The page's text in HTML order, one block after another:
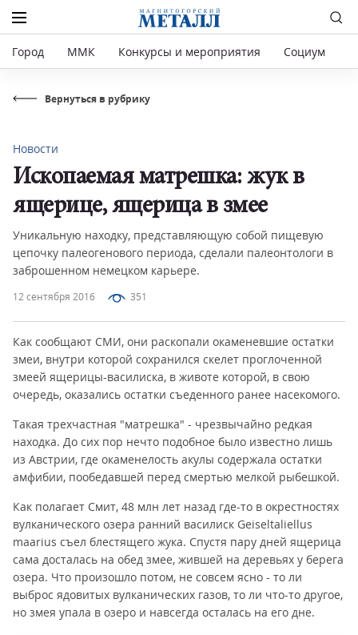
Город ММК Конкурсы и мероприятия Социум
Вернуться в рубрику
12 сентября 2016 351
Новости
Ископаемая матрешка: жук в
ящерице, ящерица в змее
Уникальную находку, представляющую собой пищевую
цепочку палеогенового периода, сделали палеонтологи в
заброшенном немецком карьере.
Как сообщают СМИ, они раскопали окаменевшие остатки
змеи, внутри которой сохранился скелет проглоченной
змеей ящерицы-василиска, в животе которой, в свою
очередь, оказались остатки съеденного ранее насекомого.
Такая трехчастная "матрешка" - чрезвычайно редкая
находка. До сих пор нечто подобное было известно лишь
из Австрии, где окаменелость акулы содержала остатки
амфибии, пообедавшей перед смертью мелкой рыбешкой.
Как полагает Смит, 48 млн лет назад где-то в окрестностях
вулканического озера ранний василиск Geiseltaliellus
maarius съел блестящего жука. Спустя пару дней ящерица
сама досталась на обед змее, жившей на деревьях у берега
озера. Что произошло потом, не совсем ясно - то ли
выброс ядовитых вулканических газов, то ли что-то другое,
но змея упала в озеро и навсегда осталась на его дне.